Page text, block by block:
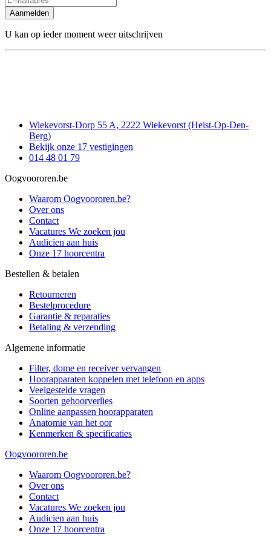
Aanmelden
U kan op ieder moment weer uitschrijven
Wiekevorst-Dorp 55 A, 2222 Wiekevorst (Heist-Op-Den-
Berg)
Bekijk onze 17 vestigingen
014 48 01 79
Oogvoororen.be
Waarom Oogvoororen.be?
Over ons
Contact
Vacatures We zoeken jou
Audicien aan huis
Onze 17 hoorcentra
Bestellen & betalen
Retourneren
Bestelprocedure
Garantie & reparaties
Betaling & verzending
Algemene informatie
Filter, dome en receiver vervangen
Hoorapparaten koppelen met telefoon en apps
Veelgestelde vragen
Soorten gehoorverlies
Online aanpassen hoorapparaten
Anatomie van het oor
Kenmerken & specificaties
Oogvoororen.be
Waarom Oogvoororen.be?
Over ons
Contact
Vacatures We zoeken jou
Audicien aan huis
Onze 17 hoorcentra